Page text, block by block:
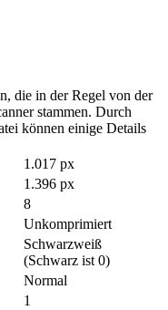
die in der Regel von der
stammen. Durch
können einige Details
1.017 px
1.396 px
8
Unkomprimiert
Schwarzweiß
(Schwarz ist 0)
Normal
1